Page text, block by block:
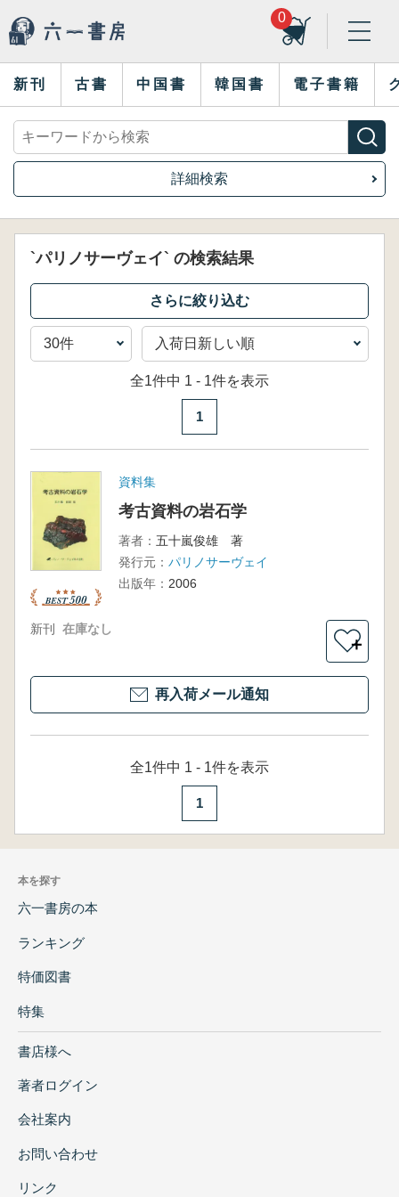
0
新刊 古書 中国書 韓国書 電子書籍
詳細検索
`パリノサーヴェイ` の検索結果
全1件中 1 - 1件を表示
1
資料集
考古資料の岩石学
著者： 五十嵐俊雄 著
発行元： パリノサーヴェイ
出版年： 2006
新刊 在庫なし
＋
再入荷メール通知
全1件中 1 - 1件を表示
1
本を探す
六一書房の本
ランキング
特価図書
特集
書店様へ
著者ログイン
会社案内
お問い合わせ
リンク